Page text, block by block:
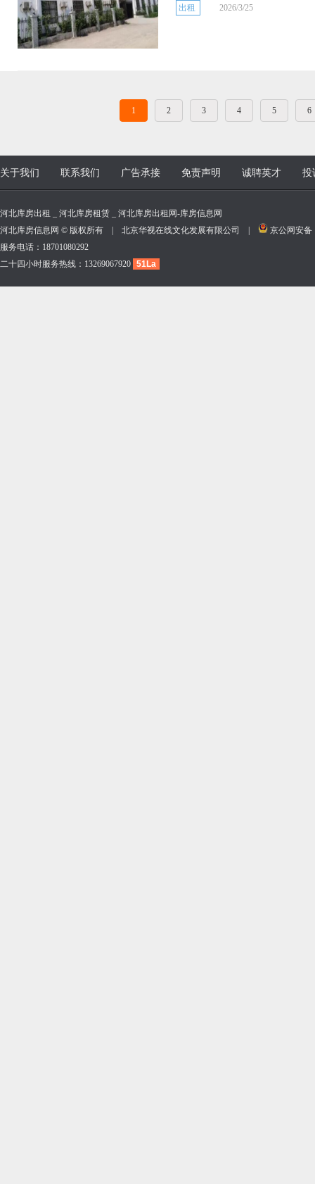
出租 2026/3/25
1 2 3 4 5 6
关于我们 联系我们 广告承接 免责声明 诚聘英才 投
河北库房出租 _ 河北库房租赁 _ 河北库房出租网-库房信息网
河北库房信息网 © 版权所有 | 北京华视在线文化发展有限公司 |
京公网安备
服务电话：18701080292
二十四小时服务热线：13269067920 51La